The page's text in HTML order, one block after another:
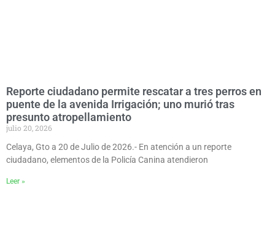
Reporte ciudadano permite rescatar a tres perros en
puente de la avenida Irrigación; uno murió tras
presunto atropellamiento
julio 20, 2026
Celaya, Gto a 20 de Julio de 2026.- En atención a un reporte
ciudadano, elementos de la Policía Canina atendieron
Leer »